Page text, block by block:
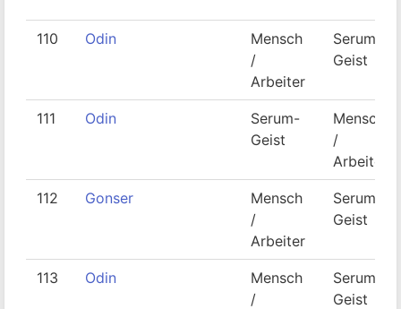
110 Odin
Mensch
/
Arbeiter
Serum-
Geist
111 Odin
Serum-
Geist
Mensch
/
Arbeiter
112 Gonser
Mensch
/
Arbeiter
Serum-
Geist
113 Odin
Mensch
/
Serum-
Geist